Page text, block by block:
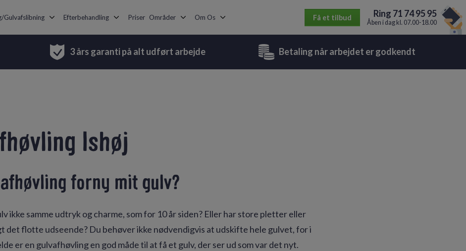
Gulvafslibning Efterbehandling Priser Områder Om Os Få et tilbud Ring 71 74 95 95
Åben i dag kl. 07.00-18.00
3 års garanti på alt udført arbejde Betaling når arbejdet er godkendt
Ishøj
forny mit gulv?
ikke samme udtryk og charme, som for 10 år siden? Eller har store pletter eller
det flotte udseende? Du behøver ikke nødvendigvis at udskifte hele gulvet, for i
er en gulvafhøvling en god måde til at få et gulv, der ser ud som var det nyt.